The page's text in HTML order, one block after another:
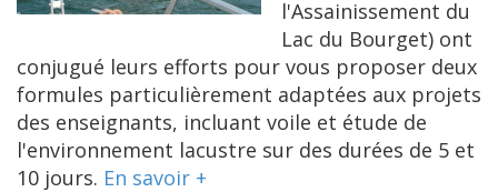
l'Assainissement du
Lac du Bourget) ont
conjugué leurs efforts pour vous proposer deux
formules particulièrement adaptées aux projets
des enseignants, incluant voile et étude de
l'environnement lacustre sur des durées de 5 et
10 jours. En savoir +